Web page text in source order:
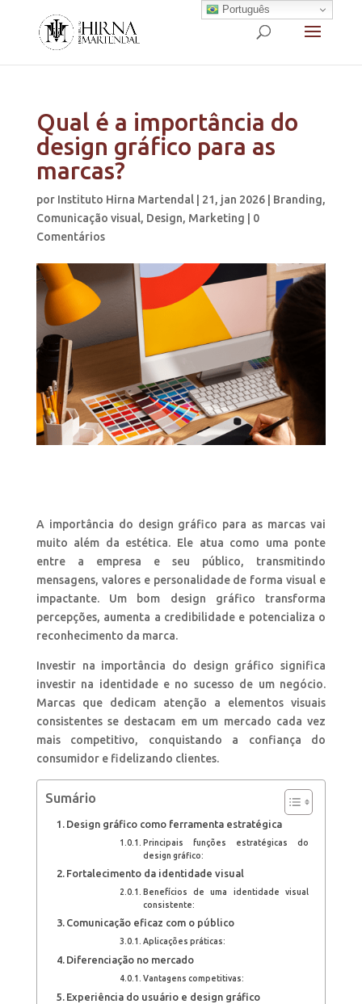
Qual é a importância do
design gráfico para as
marcas?
por Instituto Hirna Martendal| 21, jan 2026| Branding,
Comunicação visual, Design, Marketing
0
Comentários
A importância do design gráfico para as marcas vai
muito além da estética. Ele atua como uma ponte
entre a empresa e seu público, transmitindo
mensagens, valores e personalidade de forma visual e
impactante. Um bom design gráfico transforma
percepções, aumenta a credibilidade e potencializa o
reconhecimento da marca.
Investir na importância do design gráfico significa
investir na identidade e no sucesso de um negócio.
Marcas que dedicam atenção a elementos visuais
consistentes se destacam em um mercado cada vez
mais competitivo, conquistando a confiança do
consumidor e fidelizando clientes.
Sumário
Design gráfico como ferramenta estratégica
Principais funções estratégicas do
design gráfico:
Fortalecimento da identidade visual
Benefícios de uma identidade visual
consistente:
Comunicação eficaz com o público
Aplicações práticas:
Diferenciação no mercado
Vantagens competitivas:
Experiência do usuário e design gráfico
Português